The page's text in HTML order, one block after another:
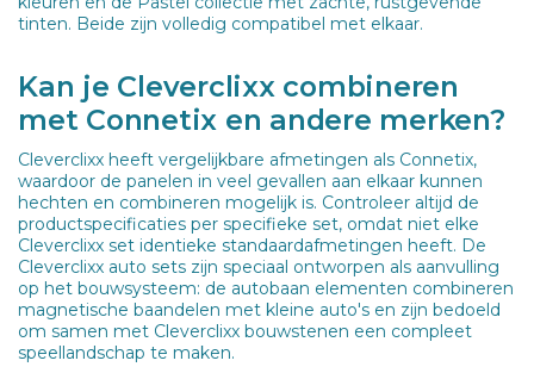
tinten. Beide zijn volledig compatibel met elkaar.
Kan je Cleverclixx combineren
met Connetix en andere merken?
Cleverclixx heeft vergelijkbare afmetingen als Connetix,
waardoor de panelen in veel gevallen aan elkaar kunnen
hechten en combineren mogelijk is. Controleer altijd de
productspecificaties per specifieke set, omdat niet elke
Cleverclixx set identieke standaardafmetingen heeft. De
Cleverclixx auto sets zijn speciaal ontworpen als aanvulling
op het bouwsysteem: de autobaan elementen combineren
magnetische baandelen met kleine auto's en zijn bedoeld
om samen met Cleverclixx bouwstenen een compleet
speellandschap te maken.